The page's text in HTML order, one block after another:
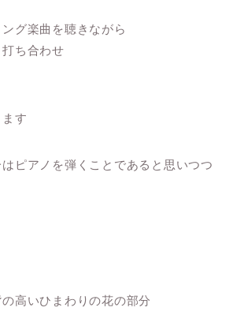
グ楽曲を聴きながら
ち合わせ
す
ピアノを弾くことであると思いつつ
高いひまわりの花の部分